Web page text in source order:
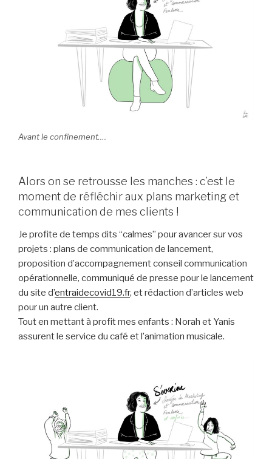
Avant le confinement….
Alors on se retrousse les manches : c’est le
moment de réfléchir aux plans marketing et
communication de mes clients !
Je profite de temps dits “calmes” pour avancer sur vos
projets : plans de communication de lancement,
proposition d’accompagnement conseil communication
opérationnelle, communiqué de presse pour le lancement
du site d’entraidecovid19.fr, et rédaction d’articles web
pour un autre client.
Tout en mettant à profit mes enfants : Norah et Yanis
assurent le service du café et l’animation musicale.